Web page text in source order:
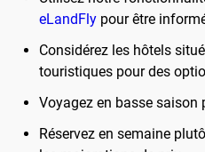
eLandFly pour être
Considérez les hôtels
touristiques pour des
Voyagez en basse
Réservez en semaine